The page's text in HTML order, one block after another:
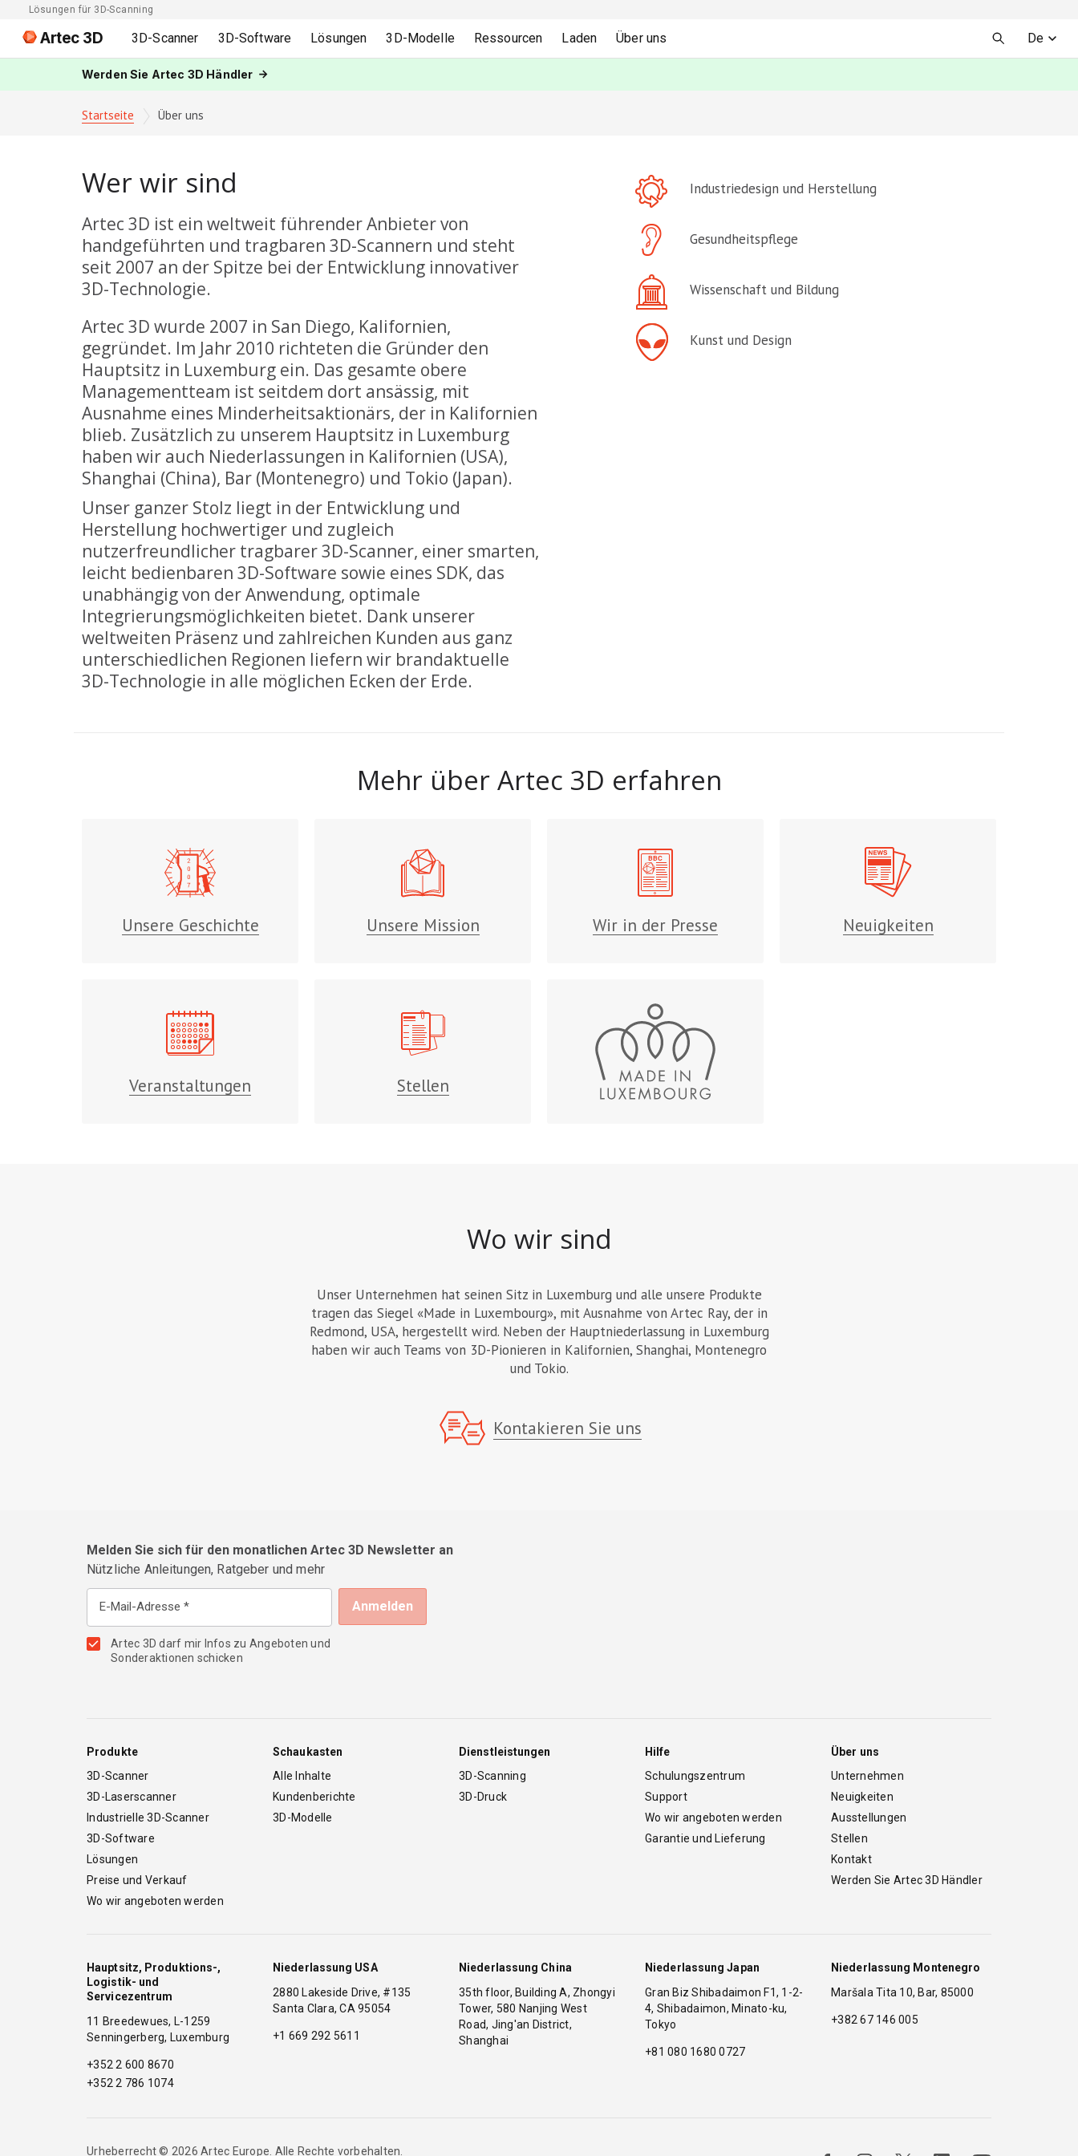
Lösungen für 3D-Scanning
Artec 3D 3D-Scanner 3D-Software Lösungen 3D-Modelle Ressourcen Laden Über uns De
Werden Sie Artec 3D Händler
Startseite Über uns
Wer wir sind
Artec 3D ist ein weltweit führender Anbieter von
handgeführten und tragbaren 3D-Scannern und steht
seit 2007 an der Spitze bei der Entwicklung innovativer
3D-Technologie.
Artec 3D wurde 2007 in San Diego, Kalifornien,
gegründet. Im Jahr 2010 richteten die Gründer den
Hauptsitz in Luxemburg ein. Das gesamte obere
Managementteam ist seitdem dort ansässig, mit
Ausnahme eines Minderheitsaktionärs, der in Kalifornien
blieb. Zusätzlich zu unserem Hauptsitz in Luxemburg
haben wir auch Niederlassungen in Kalifornien (USA),
Shanghai (China), Bar (Montenegro) und Tokio (Japan).
Unser ganzer Stolz liegt in der Entwicklung und
Herstellung hochwertiger und zugleich
nutzerfreundlicher tragbarer 3D-Scanner, einer smarten,
leicht bedienbaren 3D-Software sowie eines SDK, das
unabhängig von der Anwendung, optimale
Integrierungsmöglichkeiten bietet. Dank unserer
weltweiten Präsenz und zahlreichen Kunden aus ganz
unterschiedlichen Regionen liefern wir brandaktuelle
3D-Technologie in alle möglichen Ecken der Erde.
Industriedesign und Herstellung
Gesundheitspflege
Wissenschaft und Bildung
Kunst und Design
Mehr über Artec 3D erfahren
Unsere Geschichte Unsere Mission Wir in der Presse Neuigkeiten
Veranstaltungen Stellen
Wo wir sind
Unser Unternehmen hat seinen Sitz in Luxemburg und alle unsere Produkte
tragen das Siegel «Made in Luxembourg», mit Ausnahme von Artec Ray, der in
Redmond, USA, hergestellt wird. Neben der Hauptniederlassung in Luxemburg
haben wir auch Teams von 3D-Pionieren in Kalifornien, Shanghai, Montenegro
und Tokio.
Kontakieren Sie uns
Melden Sie sich für den monatlichen Artec 3D Newsletter an
Nützliche Anleitungen, Ratgeber und mehr
E-Mail-Adresse
Artec 3D darf mir Infos zu Angeboten und
Sonderaktionen schicken
Produkte
3D-Scanner
3D-Laserscanner
Industrielle 3D-Scanner
3D-Software
Lösungen
Preise und Verkauf
Wo wir angeboten werden
Schaukasten
Alle Inhalte
Kundenberichte
3D-Modelle
Dienstleistungen
3D-Scanning
3D-Druck
Hilfe
Schulungszentrum
Support
Wo wir angeboten werden
Garantie und Lieferung
Über uns
Unternehmen
Neuigkeiten
Ausstellungen
Stellen
Kontakt
Werden Sie Artec 3D Händler
Hauptsitz, Produktions-,
Logistik- und
Servicezentrum
11 Breedewues, L-1259
Senningerberg, Luxemburg
+352 2 600 8670
+352 2 786 1074
Niederlassung USA
2880 Lakeside Drive, #135
Santa Clara, CA 95054
+1 669 292 5611
Niederlassung China
35th floor, Building A, Zhongyi
Tower, 580 Nanjing West
Road, Jing'an District,
Shanghai
Niederlassung Japan
Gran Biz Shibadaimon F1, 1-2-
4, Shibadaimon, Minato-ku,
Tokyo
+81 080 1680 0727
Niederlassung Montenegro
Maršala Tita 10, Bar, 85000
+382 67 146 005
Urheberrecht © 2026 Artec Europe. Alle Rechte vorbehalten.